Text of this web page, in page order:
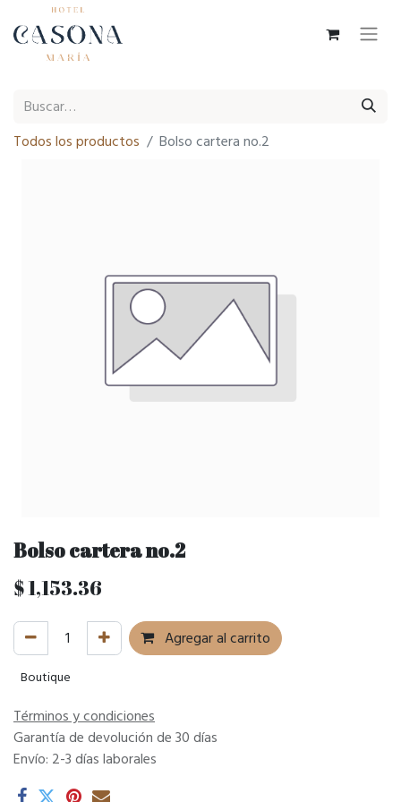
Todos los productos Bolso cartera no.2
Bolso cartera no.2
$1,153.36
Agregar al carrito
Boutique
Términos y condiciones
Garantía de devolución de 30 días
Envío: 2-3 días laborales